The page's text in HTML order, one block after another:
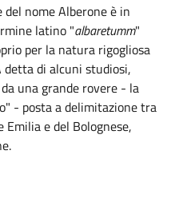
nome Alberone è in
latino "albaretumm"
per la natura rigogliosa
di alcuni studiosi,
una grande rovere - la
- posta a delimitazione tra
e del Bolognese,